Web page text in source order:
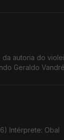
e investigador Cacai
Geraldo
Intérprete: Obal